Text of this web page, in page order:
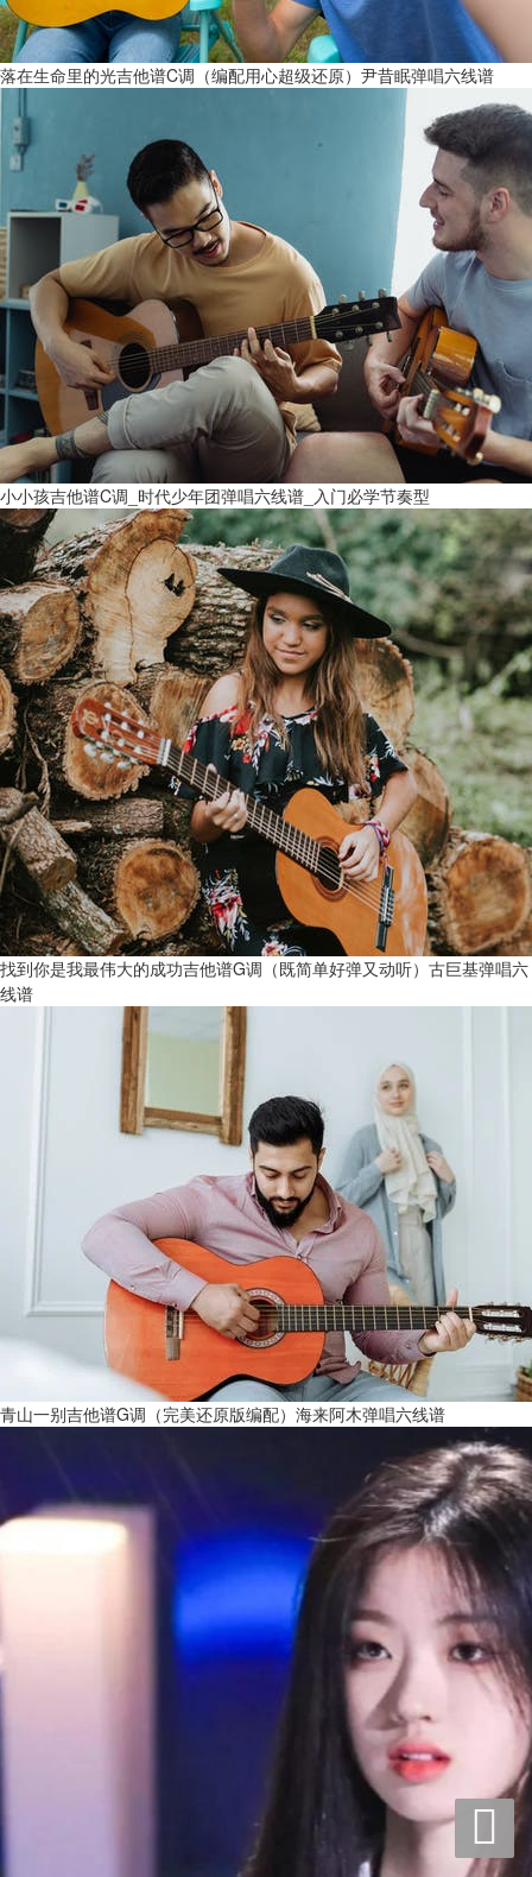
落在生命里的光吉他谱C调（编配用心超级还原）尹昔眠弹唱六线谱
小小孩吉他谱C调_时代少年团弹唱六线谱_入门必学节奏型
找到你是我最伟大的成功吉他谱G调（既简单好弹又动听）古巨基弹唱六
线谱
青山一别吉他谱G调（完美还原版编配）海来阿木弹唱六线谱
